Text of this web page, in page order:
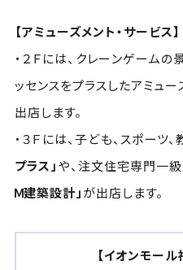
【アミューズメント・サービス】
・２Ｆには、クレーンゲーム
ッセンスをプラスしたアミュー
出店します。
・３Ｆには、子ども、スポーツ
プラス」や、注文住宅専門一
Ｍ建築設計」が出店します。
【イオンモー